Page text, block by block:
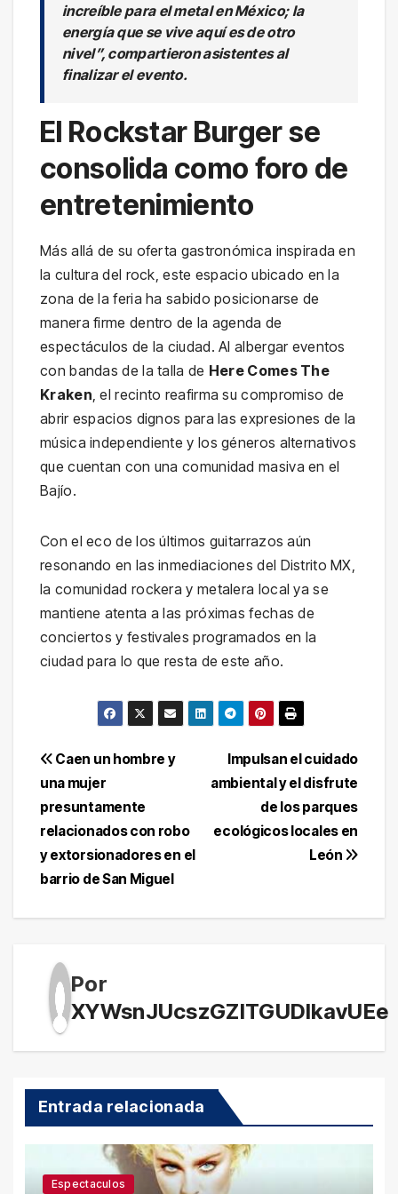
increíble para el metal en México; la
energía que se vive aquí es de otro
nivel”, compartieron asistentes al
finalizar el evento.
El Rockstar Burger se
consolida como foro de
entretenimiento
Más allá de su oferta gastronómica inspirada en
la cultura del rock, este espacio ubicado en la
zona de la feria ha sabido posicionarse de
manera firme dentro de la agenda de
espectáculos de la ciudad. Al albergar eventos
con bandas de la talla de Here Comes The
Kraken, el recinto reafirma su compromiso de
abrir espacios dignos para las expresiones de la
música independiente y los géneros alternativos
que cuentan con una comunidad masiva en el
Bajío.
Con el eco de los últimos guitarrazos aún
resonando en las inmediaciones del Distrito MX,
la comunidad rockera y metalera local ya se
mantiene atenta a las próximas fechas de
conciertos y festivales programados en la
ciudad para lo que resta de este año.
Navegación
de
entradas
Impulsan el cuidado
ambiental y el disfrute
de los parques
ecológicos locales en
León
Caen un hombre y
una mujer
presuntamente
relacionados con robo
y extorsionadores en el
barrio de San Miguel
Por
XYWsnJUcszGZITGUDlkavUEe
Entrada relacionada
Espectaculos